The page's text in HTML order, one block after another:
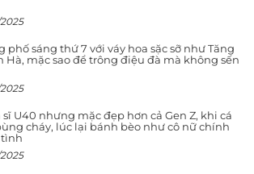
phố sáng thứ 7 với váy hoa sặc sỡ như Tăng
Hà, mặc sao để trông điệu đà mà không sến
sĩ U40 nhưng mặc đẹp hơn cả Gen Z, khi cá
cháy, lúc lại bánh bèo như cô nữ chính